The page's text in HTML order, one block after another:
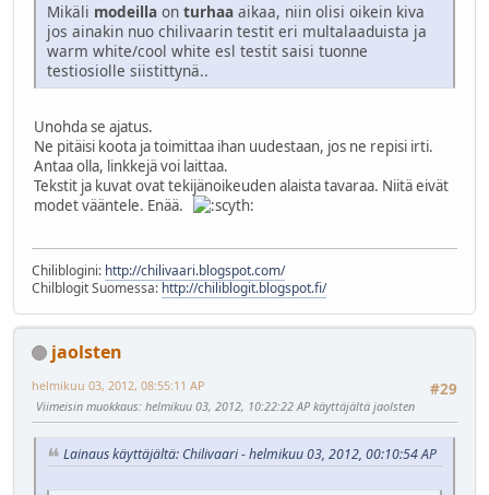
Mikäli modeilla on turhaa aikaa, niin olisi oikein kiva
jos ainakin nuo chilivaarin testit eri multalaaduista ja
warm white/cool white esl testit saisi tuonne
testiosiolle siistittynä..
Unohda se ajatus.
Ne pitäisi koota ja toimittaa ihan uudestaan, jos ne repisi irti.
Antaa olla, linkkejä voi laittaa.
Tekstit ja kuvat ovat tekijänoikeuden alaista tavaraa. Niitä eivät
modet vääntele. Enää.
Chiliblogini: http://chilivaari.blogspot.com/
Chilblogit Suomessa: http://chiliblogit.blogspot.fi/
jaolsten
#29
helmikuu 03, 2012, 08:55:11 AP
Viimeisin muokkaus: helmikuu 03, 2012, 10:22:22 AP käyttäjältä jaolsten
Lainaus käyttäjältä: Chilivaari - helmikuu 03, 2012, 00:10:54 AP